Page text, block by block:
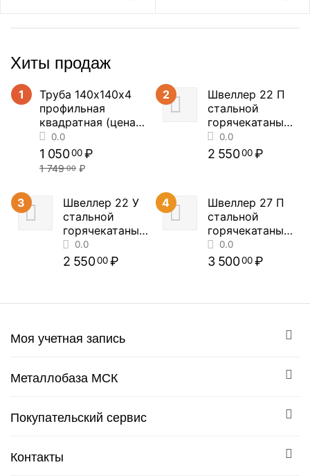
Хиты продаж
1
Труба 140х140х4
профильная
квадратная (цена
за метр погонный)
0.0
1 749 00 ₽
1 05000 ₽
2
Швеллер 22 П
стальной
горячекатаный
(цена за метр
погонный)
0.0
2 55000 ₽
3
Швеллер 22 У
стальной
горячекатаный
(цена за метр
погонный)
2 55000 ₽
4
Швеллер 27 П
стальной
горячекатаный
(цена за метр
погонный)
3 50000 ₽
Моя учетная запись
Металлобаза МСК
Покупательский сервис
Контакты